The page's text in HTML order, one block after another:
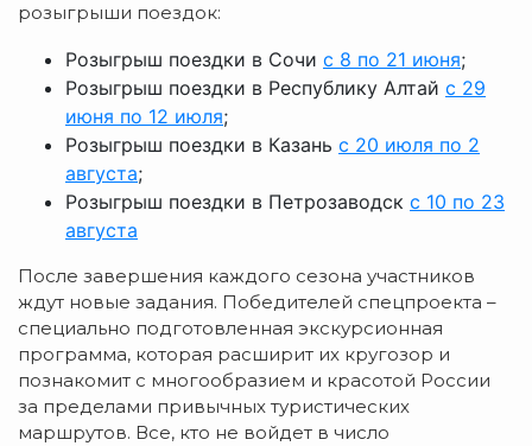
розыгрыши поездок:
Розыгрыш поездки в Сочи с 8 по 21 июня;
Розыгрыш поездки в Республику Алтай с 29
июня по 12 июля;
Розыгрыш поездки в Казань с 20 июля по 2
августа;
Розыгрыш поездки в Петрозаводск с 10 по 23
августа
После завершения каждого сезона участников
ждут новые задания. Победителей спецпроекта –
специально подготовленная экскурсионная
программа, которая расширит их кругозор и
познакомит с многообразием и красотой России
за пределами привычных туристических
маршрутов. Все, кто не войдет в число